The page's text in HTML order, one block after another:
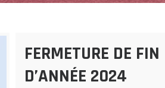
FERMETURE DE FIN
D’ANNÉE 2024